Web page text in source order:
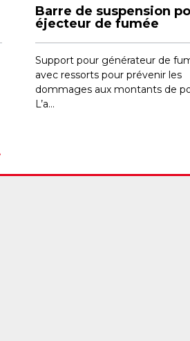
Barre de suspension
éjecteur de fumée
Support pour générateur de
avec ressorts pour prévenir les
dommages aux montants de
L’a...